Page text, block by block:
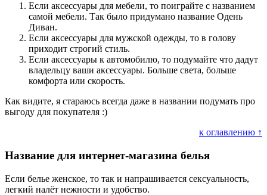
Если аксессуары для мебели, то поиграйте с названием
самой мебели. Так было придумано название Одень
Диван.
Если аксессуары для мужской одежды, то в голову
приходит строгий стиль.
Если аксессуары к автомобилю, то подумайте что дадут
владельцу ваши аксессуары. Больше света, больше
комфорта или скорость.
Как видите, я стараюсь всегда даже в названии подумать про
выгоду для покупателя :)
к оглавлению ↑
Название для интернет-магазина белья
Если белье женское, то так и напрашивается сексуальность,
легкий налёт нежности и удобство.